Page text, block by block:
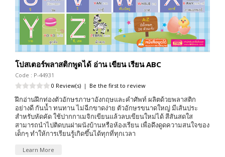
โปสเตอร์พลาสติกพูดได้ อ่าน เขียน เรียน ABC
Code : P-44931
0 Review(s) | Be the first to review
ฝึกอ่านฝึกท่องตัวอักษรภาษาอังกฤษและคำศัพท์ ผลิตด้วยพลาสติก
อย่างดี กันน้ำ ทนทาน ไม่ฉีกขาดง่าย ตัวอักษรขนาดใหญ่ มีเส้นประ
สำหรับหัดคัด ใช้ปากกาเมจิกเขียนแล้วลบเขียนใหม่ได้ สีสันสดใส
สามารถนำไปติดบนฝาผนังบ้านหรือห้องเรียน เพื่อดึงดูดความสนใจของ
เด็กๆ ทำให้การเรียนรู้เกิดขึ้นได้ทุกที่ทุกเวลา
Learn More